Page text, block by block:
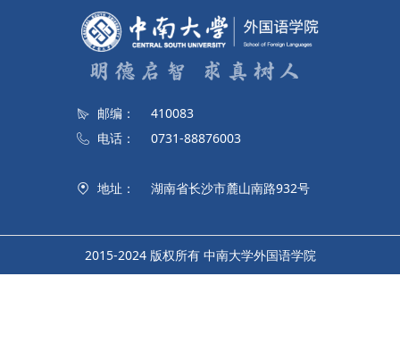
邮编：
410083
电话：
0731-88876003
地址： 湖南省长沙市麓山南路932号
2015-2024 版权所有 中南大学外国语学院